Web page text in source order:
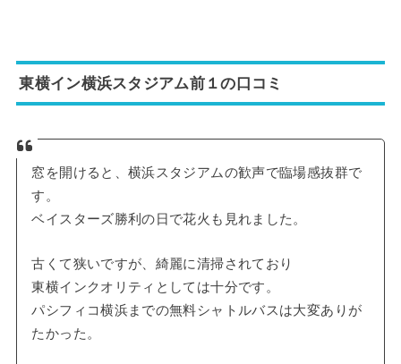
東横イン横浜スタジアム前１の口コミ
窓を開けると、横浜スタジアムの歓声で臨場感抜群で
す。
ベイスターズ勝利の日で花火も見れました。
古くて狭いですが、綺麗に清掃されており
東横インクオリティとしては十分です。
パシフィコ横浜までの無料シャトルバスは大変ありが
たかった。